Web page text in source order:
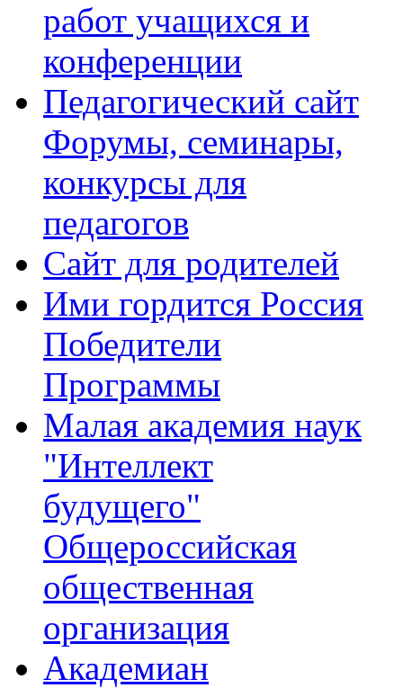
работ учащихся и
конференции
Педагогический сайт
Форумы, семинары,
конкурсы для
педагогов
Сайт для родителей
Ими гордится Россия
Победители
Программы
Малая академия наук
"Интеллект
будущего"
Общероссийская
общественная
организация
Академиан